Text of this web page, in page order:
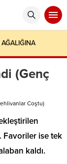
(Genç
Coştu)
Favoriler ise tek
kaldı.